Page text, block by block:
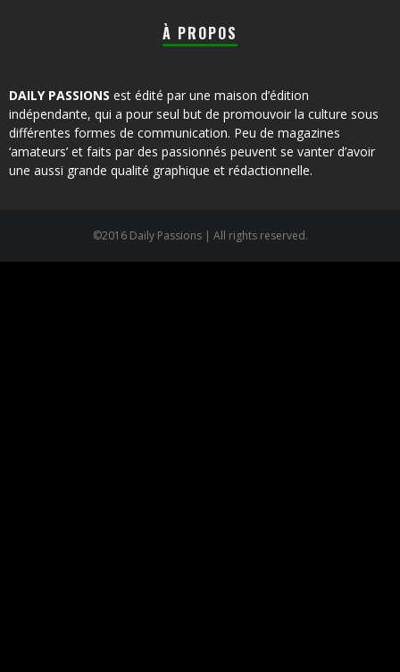
À PROPOS
DAILY PASSIONS est édité par une maison d’édition
indépendante, qui a pour seul but de promouvoir la culture sous
différentes formes de communication. Peu de magazines
‘amateurs’ et faits par des passionnés peuvent se vanter d’avoir
une aussi grande qualité graphique et rédactionnelle.
©2016 Daily Passions | All rights reserved.